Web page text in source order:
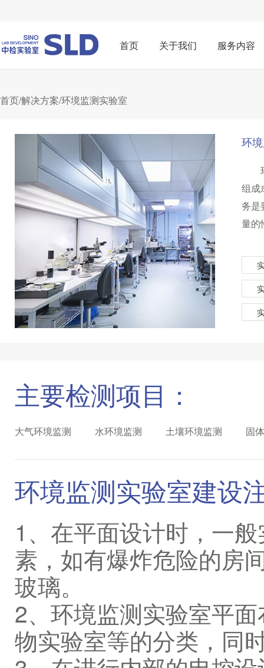
首页 关于我们 服务内容
首页/解决方案/环境监测实验室
环
组成
务是
量的
主要检测项目：
大气环境监测 水环境监测 土壤环境监测 固
环境监测实验室建设
1、在平面设计时，一
素，如有爆炸危险的房
玻璃。
2、环境监测实验室平
物实验室等的分类，同